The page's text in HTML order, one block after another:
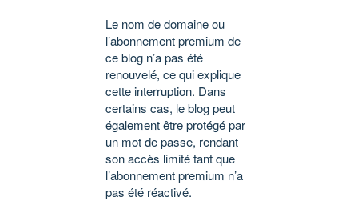
Le nom de domaine ou
l’abonnement premium de
ce blog n’a pas été
renouvelé, ce qui explique
cette interruption. Dans
certains cas, le blog peut
également être protégé par
un mot de passe, rendant
son accès limité tant que
l’abonnement premium n’a
pas été réactivé.